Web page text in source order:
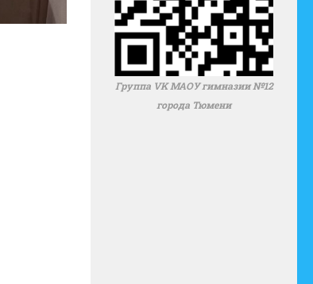
Группа VK МАОУ гимназии №12
города Тюмени